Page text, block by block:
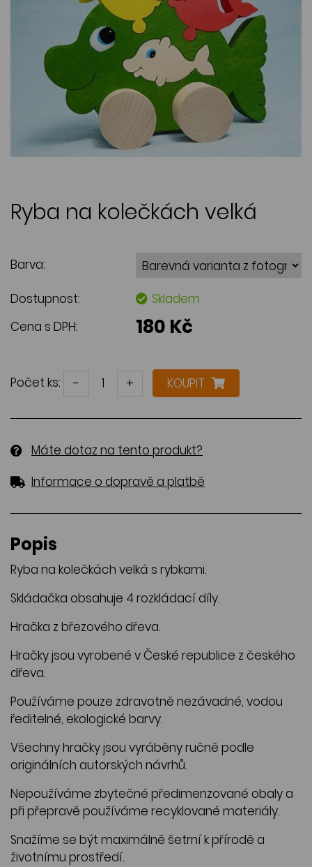
Ryba na kolečkách velká
Barva:
Dostupnost:
Skladem
Cena s DPH:
180 Kč
Počet ks: - + KOUPIT
Máte dotaz na tento produkt?
Informace o dopravě a platbě
Popis
Ryba na kolečkách velká s rybkami.
Skládačka obsahuje 4 rozkládací díly.
Hračka z březového dřeva.
Hračky jsou vyrobené v České republice z českého
dřeva.
Používáme pouze zdravotně nezávadné, vodou
ředitelné, ekologické barvy.
Všechny hračky jsou vyráběny ručně podle
originálních autorských návrhů.
Nepoužíváme zbytečné předimenzované obaly a
při přepravě používáme recyklované materiály.
Snažíme se být maximálně šetrní k přírodě a
životnímu prostředí.